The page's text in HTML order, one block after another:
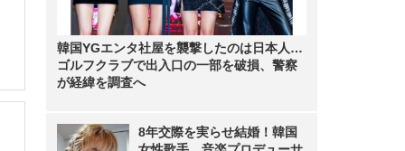
韓国YGエンタ社屋を襲撃したのは日本人…
ゴルフクラブで出入口の一部を破損、警察
が経緯を調査へ
8年交際を実らせ結婚！韓国